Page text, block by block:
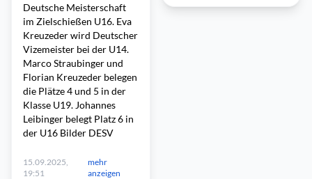
Deutsche Meisterschaft
im Zielschießen U16. Eva
Kreuzeder wird Deutscher
Vizemeister bei der U14.
Marco Straubinger und
Florian Kreuzeder belegen
die Plätze 4 und 5 in der
Klasse U19. Johannes
Leibinger belegt Platz 6 in
der U16 Bilder DESV
15.09.2025,
19:51
mehr
anzeigen